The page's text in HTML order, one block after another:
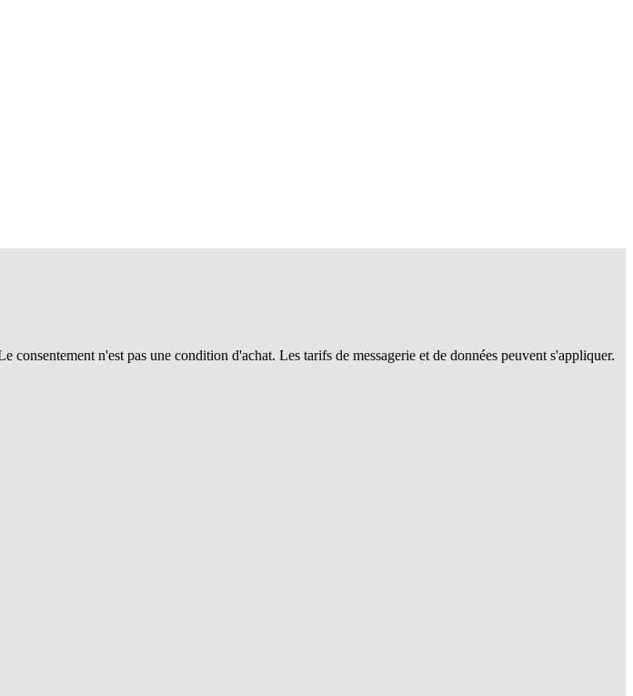
consentement n'est pas une condition d'achat. Les tarifs de messagerie et de données peuvent s'appliquer.